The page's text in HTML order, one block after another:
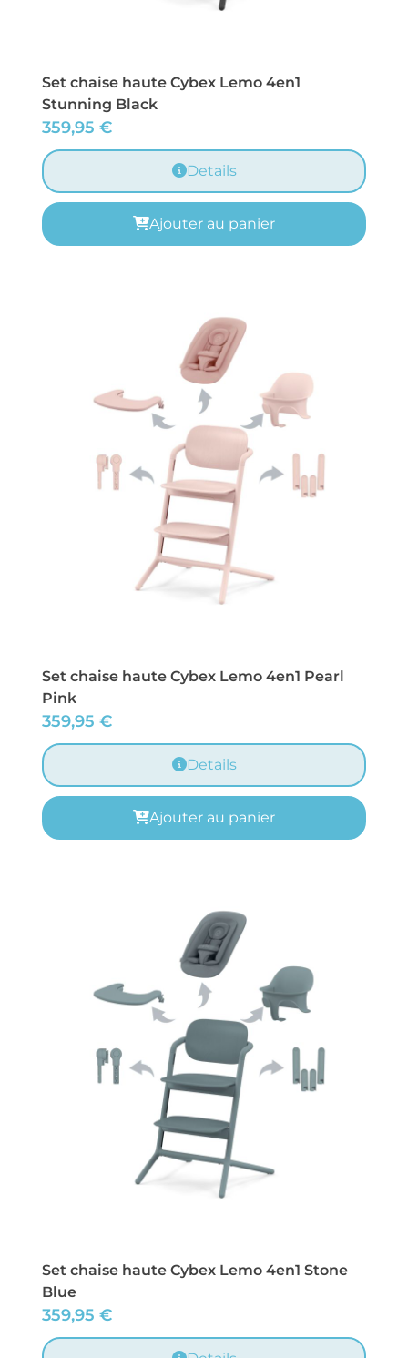
Set chaise haute Cybex Lemo 4en1
Stunning Black
359,95 €
Details
Ajouter au panier
Set chaise haute Cybex Lemo 4en1 Pearl
Pink
359,95 €
Details
Ajouter au panier
Set chaise haute Cybex Lemo 4en1 Stone
Blue
359,95 €